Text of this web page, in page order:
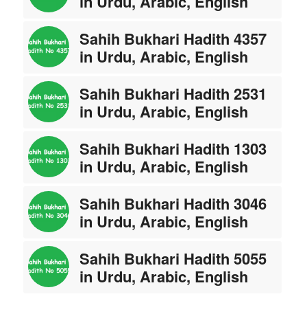
Sahih Bukhari Hadith 4357
in Urdu, Arabic, English
Sahih Bukhari Hadith 2531
in Urdu, Arabic, English
Sahih Bukhari Hadith 1303
in Urdu, Arabic, English
Sahih Bukhari Hadith 3046
in Urdu, Arabic, English
Sahih Bukhari Hadith 5055
in Urdu, Arabic, English